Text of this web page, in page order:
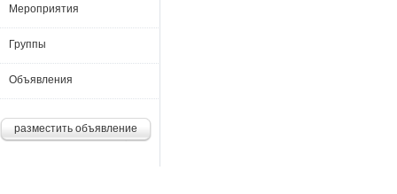
Мероприятия
Группы
Объявления
разместить объявление